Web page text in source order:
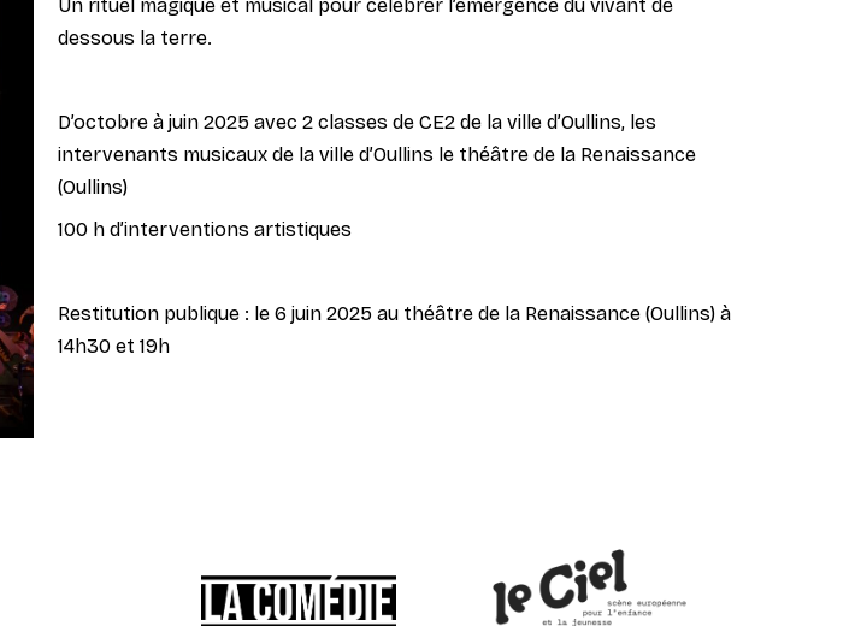
Un rituel magique et musical pour célébrer l’émergence du vivant de
dessous la terre.
D’octobre à juin 2025 avec 2 classes de CE2 de la ville d’Oullins, les
intervenants musicaux de la ville d’Oullins le théâtre de la Renaissance
(Oullins)
100 h d’interventions artistiques
​Restitution publique : le 6 juin 2025 au théâtre de la Renaissance (Oullins) à
14h30 et 19h